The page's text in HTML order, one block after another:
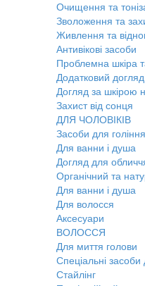
Очищення та
Зволоження та
Живлення та
Антивікові засоби
Проблемна шкіра
Додатковий
Догляд за шкірою
Захист від сонця
ДЛЯ ЧОЛОВІКІВ
Засоби для
Для ванни і душа
Догляд для
Органічний та
Для ванни і душа
Для волосся
Аксесуари
ВОЛОССЯ
Для миття голови
Спеціальні засоби
Стайлінг